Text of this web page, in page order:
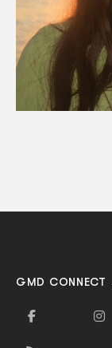
GMD CONNECT